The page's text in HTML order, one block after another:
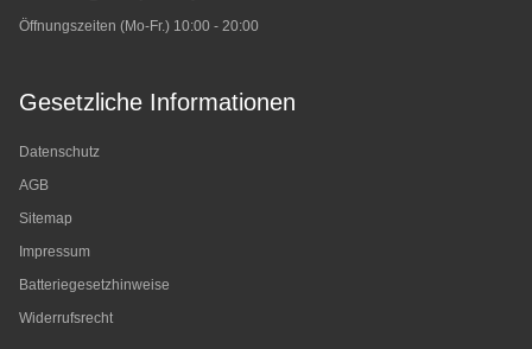
Öffnungszeiten (Mo-Fr.) 10:00 - 20:00
Gesetzliche Informationen
Datenschutz
AGB
Sitemap
Impressum
Batteriegesetzhinweise
Widerrufsrecht